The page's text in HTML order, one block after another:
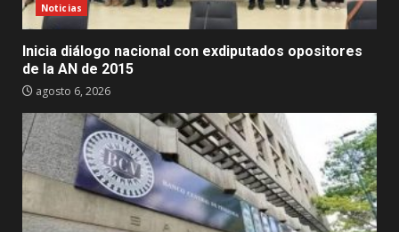
Noticias
Inicia diálogo nacional con exdiputados opositores
de la AN de 2015
agosto 6, 2026